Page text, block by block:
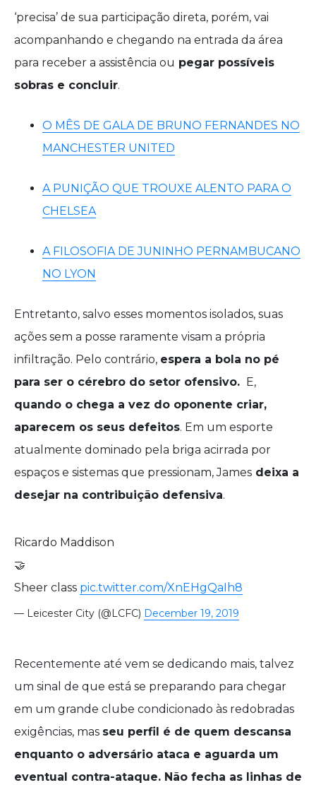
‘precisa’ de sua participação direta, porém, vai
acompanhando e chegando na entrada da área
para receber a assistência ou pegar possíveis
sobras e concluir.
O MÊS DE GALA DE BRUNO FERNANDES NO
MANCHESTER UNITED
A PUNIÇÃO QUE TROUXE ALENTO PARA O
CHELSEA
A FILOSOFIA DE JUNINHO PERNAMBUCANO
NO LYON
Entretanto, salvo esses momentos isolados, suas
ações sem a posse raramente visam a própria
infiltração. Pelo contrário, espera a bola no pé
para ser o cérebro do setor ofensivo.
E,
quando o chega a vez do oponente criar,
aparecem os seus defeitos. Em um esporte
atualmente dominado pela briga acirrada por
espaços e sistemas que pressionam, James deixa a
desejar na contribuição defensiva.
Ricardo Maddison
🤝
Sheer class pic.twitter.com/XnEHgQaIh8
— Leicester City (@LCFC) December 19, 2019
Recentemente até vem se dedicando mais, talvez
um sinal de que está se preparando para chegar
em um grande clube condicionado às redobradas
exigências, mas seu perfil é de quem descansa
enquanto o adversário ataca e aguarda um
eventual contra-ataque. Não fecha as linhas de